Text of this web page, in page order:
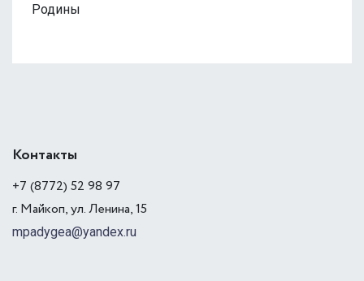
Родины
Контакты
+7 (8772) 52 98 97
г. Майкоп, ул. Ленина, 15
mpadygea@yandex.ru